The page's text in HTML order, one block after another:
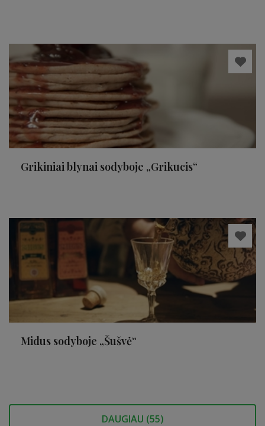
Grikiniai blynai sodyboje „Grikucis“
Midus sodyboje „Šušvė“
DAUGIAU (55)